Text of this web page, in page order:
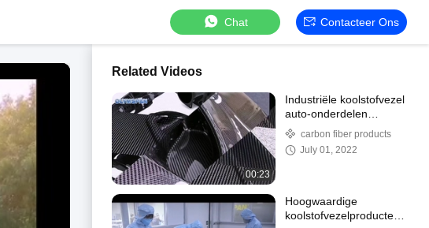
Chat Contacteer Ons
Related Videos
00:23
Industriële koolstofvezel
auto-onderdelen
gecertificeerd voor
auto's
carbon fiber products
July 01, 2022
Hoogwaardige
koolstofvezelproducten